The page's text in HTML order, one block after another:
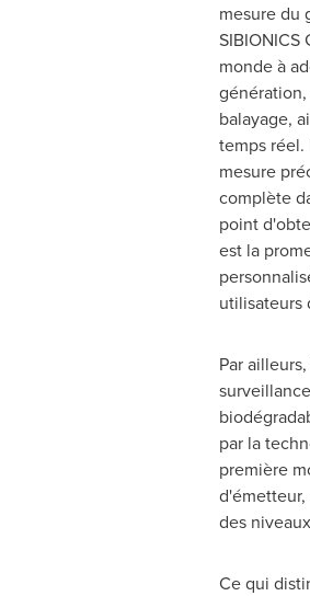
mesure du
SIBIONICS
monde à
balayage,
temps réel.
mesure
complète
point
est la
utilisateurs
Par
par la
première
des
Ce qui